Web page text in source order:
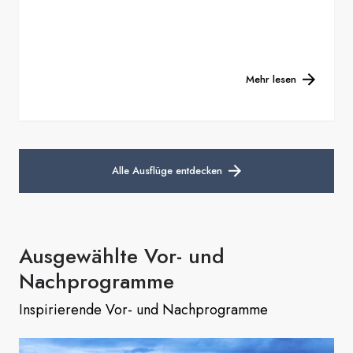
Mehr lesen
Alle Ausflüge entdecken
Ausgewählte Vor- und
Nachprogramme
Inspirierende Vor- und Nachprogramme